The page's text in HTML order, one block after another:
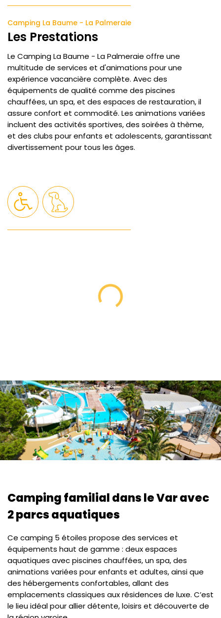
Camping La Baume - La Palmeraie
Les Prestations
Le Camping La Baume - La Palmeraie offre une
multitude de services et d'animations pour une
expérience vacancière complète. Avec des
équipements de qualité comme des piscines
chauffées, un spa, et des espaces de restauration, il
assure confort et commodité. Les animations variées
incluent des activités sportives, des soirées à thème,
et des clubs pour enfants et adolescents, garantissant
divertissement pour tous les âges.
Camping familial dans le Var avec
2 parcs aquatiques
Ce camping 5 étoiles propose des services et
équipements haut de gamme : deux espaces
aquatiques avec piscines chauffées, un spa, des
animations variées pour enfants et adultes, ainsi que
des hébergements confortables, allant des
emplacements classiques aux résidences de luxe. C’est
le lieu idéal pour allier détente, loisirs et découverte de